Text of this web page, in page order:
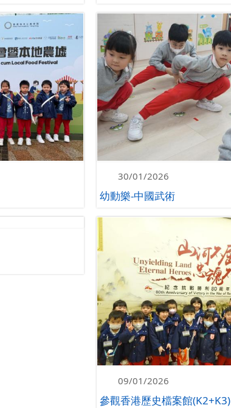
30/01/2026
幼動樂-中國武術
09/01/2026
參觀香港歷史檔案館(K2+K3)